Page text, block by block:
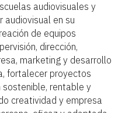
audiovisuales y
en su
de equipos
dirección,
marketing y desarrollo
fortalecer proyectos
sostenible, rentable y
creatividad y empresa